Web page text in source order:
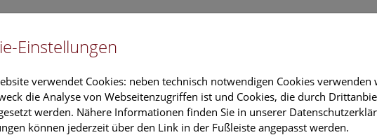
Forschung Führungen & Aktivitäten Deck 50
Einstellungen
verwendet Cookies: neben technisch notwendigen Cookies verwenden
die Analyse von Webseitenzugriffen ist und Cookies, die durch
werden. Nähere Informationen finden Sie in unserer
können jederzeit über den Link in der Fußleiste angepasst werden.